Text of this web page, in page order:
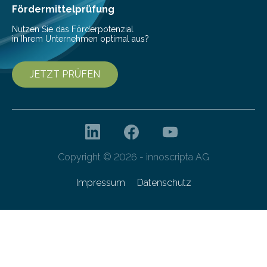
besser dämpft. Und das bei einer Gewichtseinsparung
von 20…
Fördermittelprüfung
Nutzen Sie das Förderpotenzial
in Ihrem Unternehmen optimal aus?
JETZT PRÜFEN
Copyright © 2026 - innoscripta AG
Impressum Datenschutz